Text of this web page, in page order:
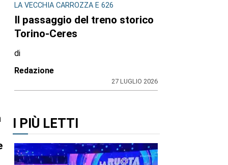
LA VECCHIA CARROZZA E 626
Il passaggio del treno storico
Torino-Ceres
di
Redazione
27 LUGLIO 2026
I PIÙ LETTI